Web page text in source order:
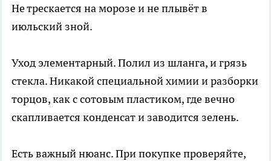
Не трескается на морозе и не плывёт в
июльский зной.
Уход элементарный. Полил из шланга, и грязь
стекла. Никакой специальной химии и разборки
торцов, как с сотовым пластиком, где вечно
скапливается конденсат и заводится зелень.
Есть важный нюанс. При покупке проверяйте,